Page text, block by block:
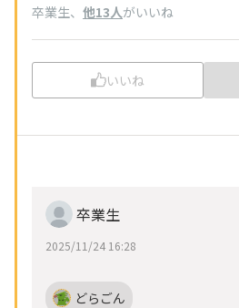
卒業生、 他13人がいいね
いいね
卒業生
2025/11/24 16:28
どらごん